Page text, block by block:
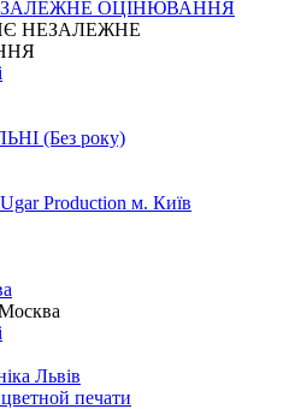
ОЦІНЮВАННЯ
НЕЗАЛЕЖНЕ
(Без року)
Production м. Київ
Львів
печати